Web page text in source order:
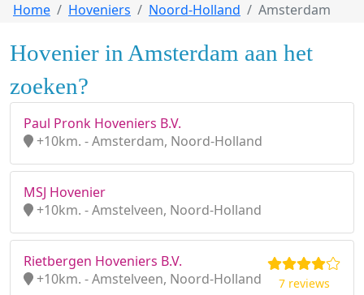
Home Hoveniers Noord-Holland Amsterdam
Hovenier in Amsterdam aan het
zoeken?
Paul Pronk Hoveniers B.V.
+10km. - Amsterdam, Noord-Holland
MSJ Hovenier
+10km. - Amstelveen, Noord-Holland
Rietbergen Hoveniers B.V.
+10km. - Amstelveen, Noord-Holland
7 reviews